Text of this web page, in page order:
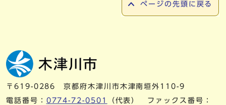
ページの先頭に戻る
〒619-0286 京都府木津川市木津南垣外110-9
電話番号： 0774-72-0501
（代表） ファックス番号：